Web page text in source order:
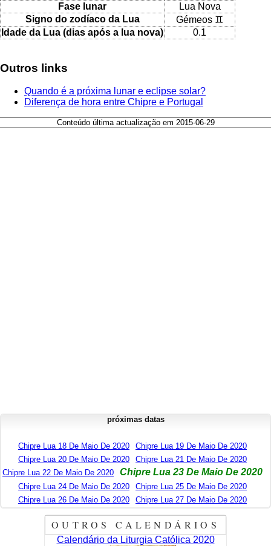
Fase lunar
Lua Nova
Signo do zodíaco da Lua
Gémeos ♊
Idade da Lua (dias após a lua nova)
0.1
Outros links
Quando é a próxima lunar e eclipse solar?
Diferença de hora entre Chipre e Portugal
Conteúdo última actualização em 2015-06-29
próximas datas
Chipre Lua 18 De Maio De 2020
Chipre Lua 19 De Maio De 2020
Chipre Lua 20 De Maio De 2020
Chipre Lua 21 De Maio De 2020
Chipre Lua 22 De Maio De 2020
Chipre Lua 23 De Maio De 2020
Chipre Lua 24 De Maio De 2020
Chipre Lua 25 De Maio De 2020
Chipre Lua 26 De Maio De 2020
Chipre Lua 27 De Maio De 2020
OUTROS CALENDÁRIOS
Calendário da Liturgia Católica 2020